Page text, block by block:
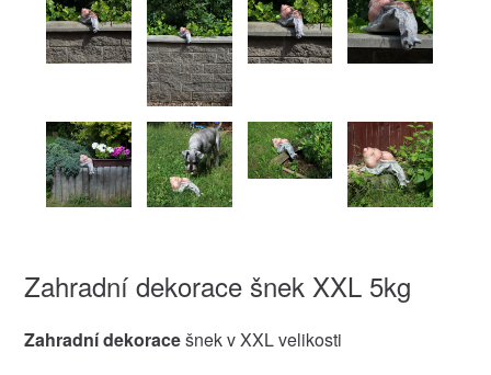
Zahradní dekorace šnek XXL 5kg
Zahradní dekoracešnek v XXL velikosti